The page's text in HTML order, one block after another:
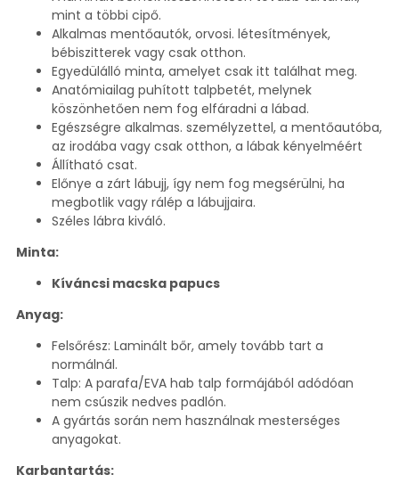
mint a többi cipő.
Alkalmas mentőautók, orvosi. létesítmények,
bébiszitterek vagy csak otthon.
Egyedülálló minta, amelyet csak itt találhat meg.
Anatómiailag puhított talpbetét, melynek
köszönhetően nem fog elfáradni a lábad.
Egészségre alkalmas. személyzettel, a mentőautóba,
az irodába vagy csak otthon, a lábak kényelméért
Állítható csat.
Előnye a zárt lábujj, így nem fog megsérülni, ha
megbotlik vagy rálép a lábujjaira.
Széles lábra kiváló.
Minta:
Kíváncsi macska papucs
Anyag:
Felsőrész: Laminált bőr, amely tovább tart a
normálnál.
Talp: A parafa/EVA hab talp formájából adódóan
nem csúszik nedves padlón.
A gyártás során nem használnak mesterséges
anyagokat.
Karbantartás: